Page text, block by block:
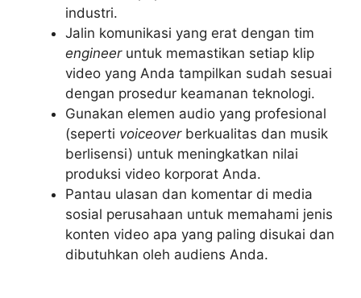
industri.
Jalin komunikasi yang erat dengan tim
engineeruntuk memastikan setiap klip
video yang Anda tampilkan sudah sesuai
dengan prosedur keamanan teknologi.
Gunakan elemen audio yang profesional
(seperti voiceoverberkualitas dan musik
berlisensi) untuk meningkatkan nilai
produksi video korporat Anda.
Pantau ulasan dan komentar di media
sosial perusahaan untuk memahami jenis
konten video apa yang paling disukai dan
dibutuhkan oleh audiens Anda.